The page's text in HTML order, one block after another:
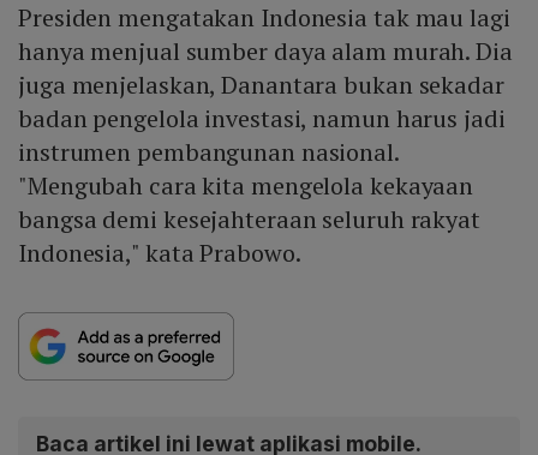
Presiden mengatakan Indonesia tak mau lagi
hanya menjual sumber daya alam murah. Dia
juga menjelaskan, Danantara bukan sekadar
badan pengelola investasi, namun harus jadi
instrumen pembangunan nasional.
"Mengubah cara kita mengelola kekayaan
bangsa demi kesejahteraan seluruh rakyat
Indonesia," kata Prabowo.
Baca artikel ini lewat aplikasi mobile.